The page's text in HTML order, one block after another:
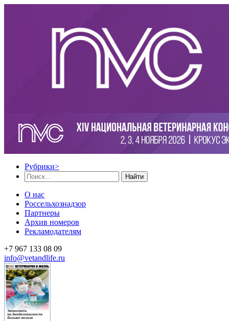
Рубрики>
Найти
О нас
Россельхознадзор
Партнеры
Архив номеров
Рекламодателям
+7 967 133 08 09
info@vetandlife.ru